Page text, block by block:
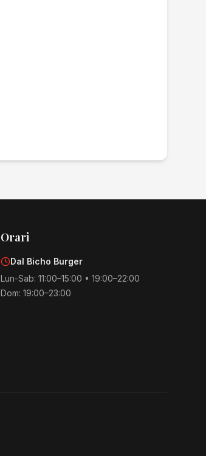
Orari
Dal Bicho Burger
Lun-Sab: 11:00–15:00 • 19:00–22:00
Dom: 19:00–23:00